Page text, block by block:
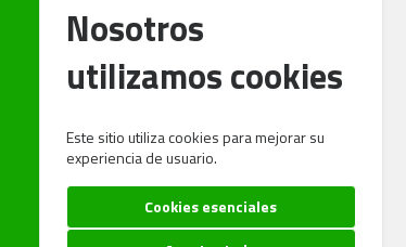
Teléfonos
(54) 99302-9168
(54) 99302-8949
Correo electrónico
vendas@capo.ind.br
Telefones:
Nosotros
utilizamos cookies
Este sitio utiliza cookies para mejorar su
experiencia de usuario.
Cookies esenciales